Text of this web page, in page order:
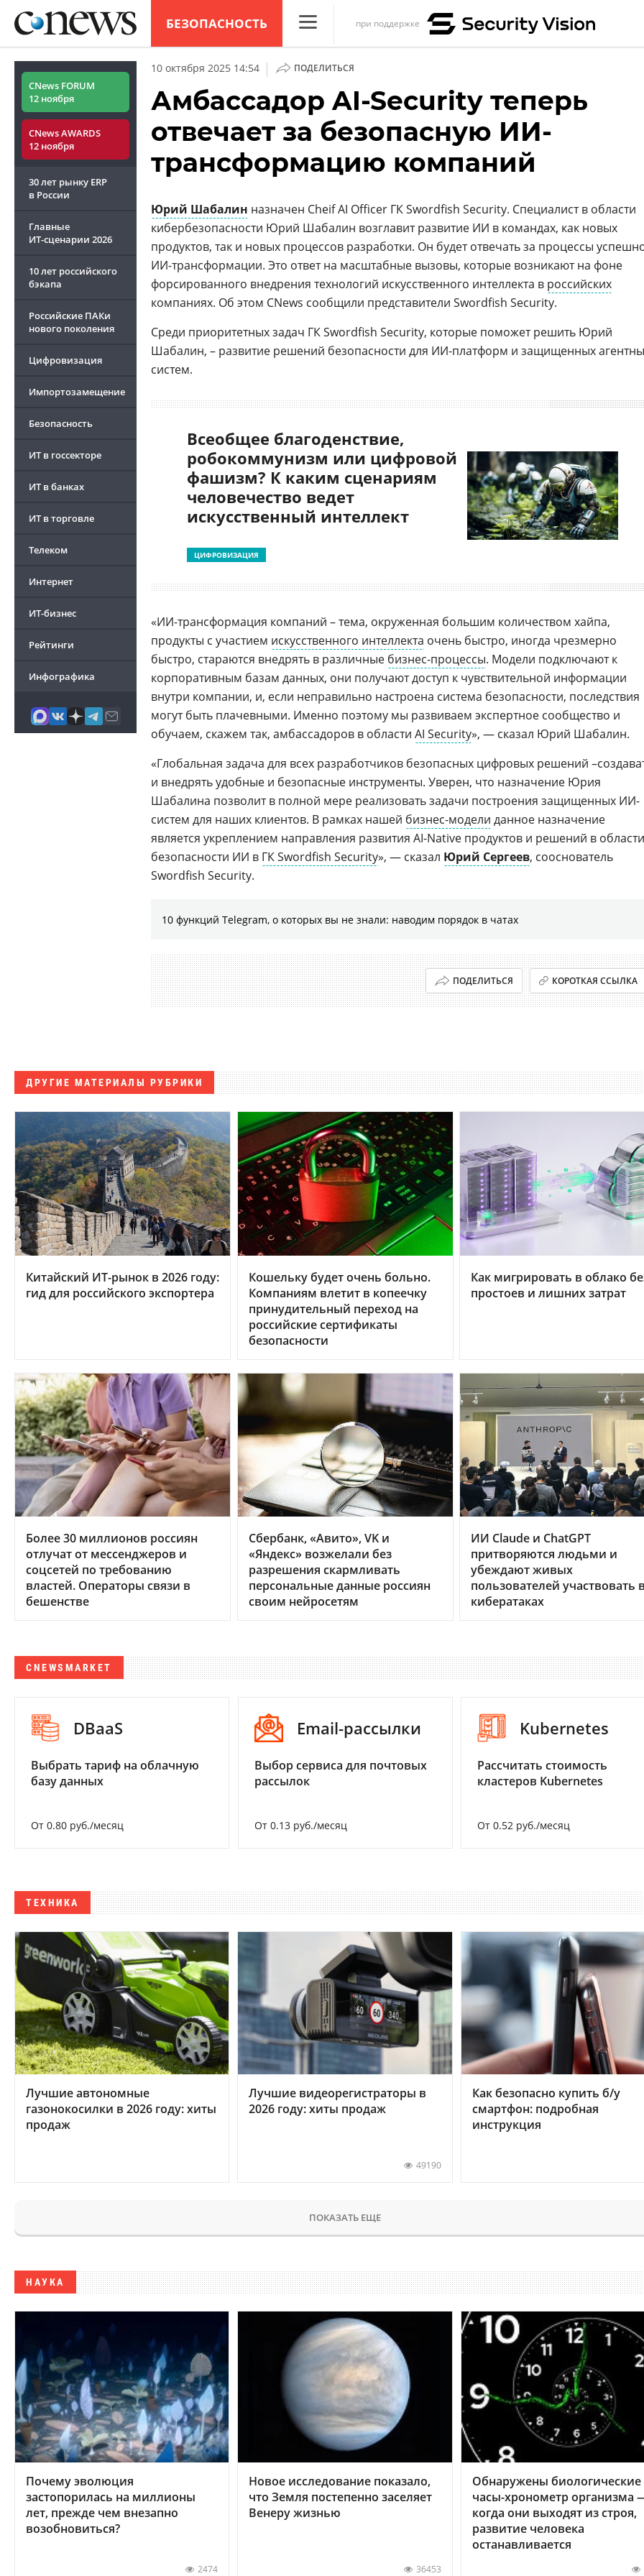
БЕЗОПАСНОСТЬ
Конференции
Маркет
Техника
при поддержке
CNews FORUM
12 ноября
CNews AWARDS
12 ноября
30 лет рынку ERP
в России
Главные
ИТ-сценарии 2026
10 лет российского
бэкапа
Российские ПАКи
нового поколения
Цифровизация
Импортозамещение
Безопасность
ИТ в госсекторе
ИТ в банках
ИТ в торговле
Телеком
Интернет
ИТ-бизнес
Рейтинги
Инфографика
10 октября 2025 14:54 | ПОДЕЛИТЬСЯ
Амбассадор AI-Security теперь
отвечает за безопасную ИИ-
трансформацию компаний
Юрий Шабалин назначен Cheif AI Officer ГК Swordfish Security. Специалист в области
кибербезопасности Юрий Шабалин возглавит развитие ИИ в командах, как новых
продуктов, так и новых процессов разработки. Он будет отвечать за процессы
ИИ-трансформации. Это ответ на масштабные вызовы, которые возникают на фоне
форсированного внедрения технологий искусственного интеллекта в российских
компаниях. Об этом CNews сообщили представители Swordfish Security.
Среди приоритетных задач ГК Swordfish Security, которые поможет решить Юрий
Шабалин, – развитие решений безопасности для ИИ-платформ и защищенных
систем.
Всеобщее благоденствие,
робокоммунизм или цифровой
фашизм? К каким сценариям
человечество ведет
искусственный интеллект
ЦИФРОВИЗАЦИЯ
«ИИ-трансформация компаний – тема, окруженная большим количеством хайпа,
продукты с участием искусственного интеллекта очень быстро, иногда чрезмерно
быстро, стараются внедрять в различные бизнес-процессы. Модели подключают к
корпоративным базам данных, они получают доступ к чувствительной информации
внутри компании, и, если неправильно настроена система безопасности, последствия
могут быть плачевными. Именно поэтому мы развиваем экспертное сообщество и
обучаем, скажем так, амбассадоров в области AI Security», — сказал Юрий Шабалин.
«Глобальная задача для всех разработчиков безопасных цифровых решений
и внедрять удобные и безопасные инструменты. Уверен, что назначение Юрия
Шабалина позволит в полной мере реализовать задачи построения защищенных ИИ-
систем для наших клиентов. В рамках нашей бизнес-модели данное назначение
является укреплением направления развития AI-Native продуктов и решений в области
безопасности ИИ в ГК Swordfish Securitу», — сказал Юрий Сергеев, сооснователь
Swordfish Securitу.
10 функций Telegram, о которых вы не знали: наводим порядок в чатах
ПОДЕЛИТЬСЯ КОРОТКАЯ ССЫЛКА
ДРУГИЕ МАТЕРИАЛЫ РУБРИКИ
Китайский ИТ-рынок в 2026 году:
гид для российского экспортера
Кошельку будет очень больно.
Компаниям влетит в копеечку
принудительный переход на
российские сертификаты
безопасности
Как мигрировать в облако
простоев и лишних затрат
Более 30 миллионов россиян
отлучат от мессенджеров и
соцсетей по требованию
властей. Операторы связи в
бешенстве
Сбербанк, «Авито», VK и
«Яндекс» возжелали без
разрешения скармливать
персональные данные россиян
своим нейросетям
ИИ Claude и ChatGPT
притворяются людьми и
убеждают живых
пользователей участвовать
кибератаках
CNEWSMARKET
DBaaS
Выбрать тариф на облачную
базу данных
От 0.80 руб./месяц
Email-рассылки
Выбор сервиса для почтовых
рассылок
От 0.13 руб./месяц
Kubernetes
Рассчитать стоимость
кластеров Kubernetes
От 0.52 руб./месяц
ТЕХНИКА
Лучшие автономные
газонокосилки в 2026 году: хиты
продаж
Лучшие видеорегистраторы в
2026 году: хиты продаж
49190
Как безопасно купить б/у
смартфон: подробная
инструкция
ПОКАЗАТЬ ЕЩЕ
НАУКА
Почему эволюция
застопорилась на миллионы
лет, прежде чем внезапно
возобновиться?
2474
Новое исследование показало,
что Земля постепенно заселяет
Венеру жизнью
36453
Обнаружены биологические
часы-хронометр организма
когда они выходят из строя,
развитие человека
останавливается